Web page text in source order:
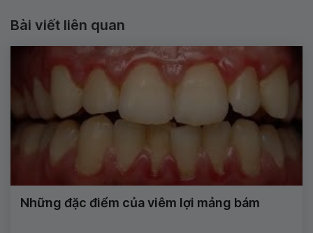
Bài viết liên quan
Những đặc điểm của viêm lợi mảng bám